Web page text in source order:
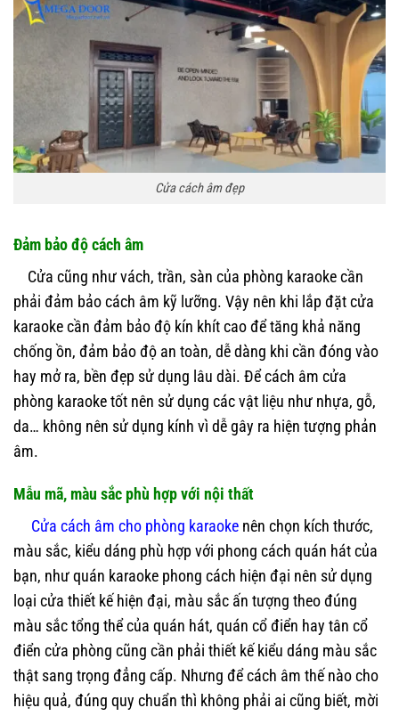
Cửa cách âm đẹp
Đảm bảo độ cách âm
Cửa cũng như vách, trần, sàn của phòng karaoke cần
phải đảm bảo cách âm kỹ lưỡng. Vậy nên khi lắp đặt cửa
karaoke cần đảm bảo độ kín khít cao để tăng khả năng
chống ồn, đảm bảo độ an toàn, dễ dàng khi cần đóng vào
hay mở ra, bền đẹp sử dụng lâu dài. Để cách âm cửa
phòng karaoke tốt nên sử dụng các vật liệu như nhựa, gỗ,
da… không nên sử dụng kính vì dễ gây ra hiện tượng phản
âm.
Mẫu mã, màu sắc phù hợp với nội thất
Cửa cách âm cho phòng karaoke nên chọn kích thước,
màu sắc, kiểu dáng phù hợp với phong cách quán hát của
bạn, như quán karaoke phong cách hiện đại nên sử dụng
loại cửa thiết kế hiện đại, màu sắc ấn tượng theo đúng
màu sắc tổng thể của quán hát, quán cổ điển hay tân cổ
điển cửa phòng cũng cần phải thiết kế kiểu dáng màu sắc
thật sang trọng đẳng cấp. Nhưng để cách âm thế nào cho
hiệu quả, đúng quy chuẩn thì không phải ai cũng biết, mời